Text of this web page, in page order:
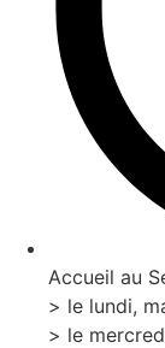
Accueil au
> le lundi,
> le